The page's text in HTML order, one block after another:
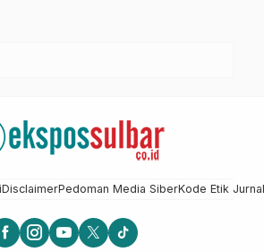
DisclaimerPedoman Media SiberKode Etik